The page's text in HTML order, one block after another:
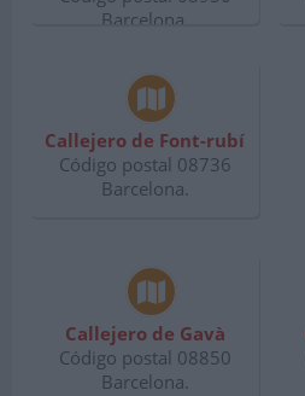
Barcelona.
Callejero de Font-rubí
Código postal 08736
Barcelona.
Callejero de Gavà
Código postal 08850
Barcelona.